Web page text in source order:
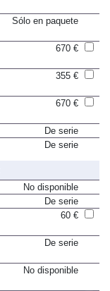
Sólo en paquete
670 €
355 €
670 €
De serie
De serie
No disponible
De serie
60 €
De serie
No disponible